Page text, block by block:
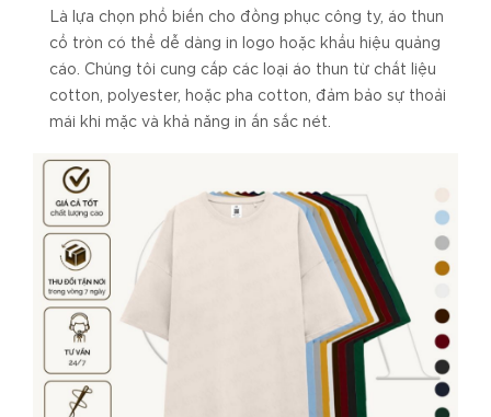
Là lựa chọn phổ biến cho đồng phục công ty, áo thun
cổ tròn có thể dễ dàng in logo hoặc khẩu hiệu quảng
cáo. Chúng tôi cung cấp các loại áo thun từ chất liệu
cotton, polyester, hoặc pha cotton, đảm bảo sự thoải
mái khi mặc và khả năng in ấn sắc nét.